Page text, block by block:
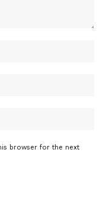
browser for the next